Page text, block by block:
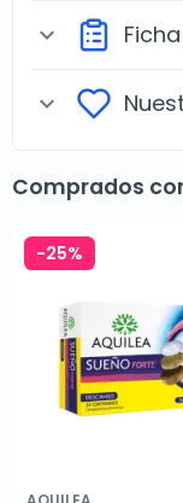
expand_more
expand_more
Comprados
-25%